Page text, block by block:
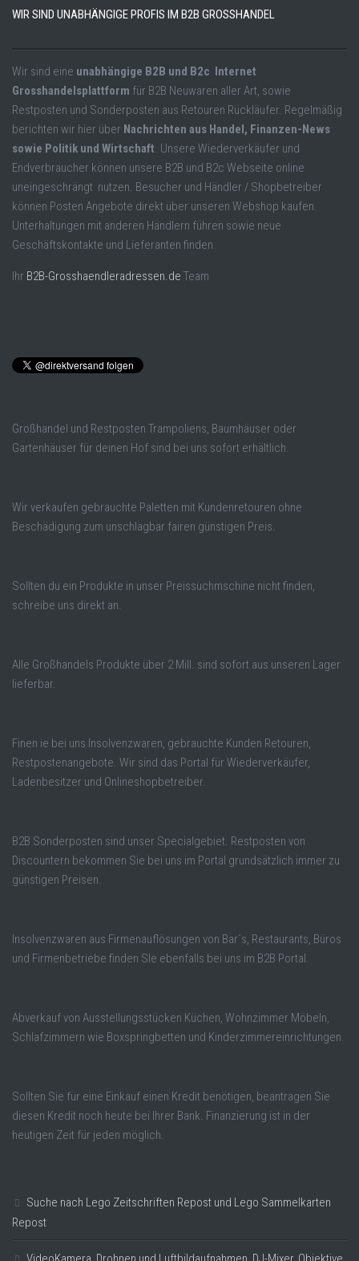
WIR SIND UNABHÄNGIGE PROFIS IM B2B GROSSHANDEL
Wir sind eine unabhängige B2B und B2c Internet
Grosshandelsplattform für B2B Neuwaren aller Art, sowie
Restposten und Sonderposten aus Retouren Rückläufer. Regelmäßig
berichten wir hier über Nachrichten aus Handel, Finanzen-News
sowie Politik und Wirtschaft . Unsere Wiederverkäufer und
Endverbraucher können unsere B2B und B2c Webseite online
uneingeschrängt nutzen. Besucher und Händler / Shopbetreiber
können Posten Angebote direkt über unseren Webshop kaufen.
Unterhaltungen mit anderen Händlern führen sowie neue
Geschäftskontakte und Lieferanten finden.
Ihr B2B-Grosshaendleradressen.de Team
Großhandel und Restposten Trampoliens, Baumhäuser oder
Gartenhäuser für deinen Hof sind bei uns sofort erhältlich.
Wir verkaufen gebrauchte Paletten mit Kundenretouren ohne
Beschädigung zum unschlagbar fairen günstigen Preis.
Sollten du ein Produkte in unser Preissuchmschine nicht finden,
schreibe uns direkt an.
Alle Großhandels Produkte über 2 Mill. sind sofort aus unseren Lager
lieferbar.
Finen ie bei uns Insolvenzwaren, gebrauchte Kunden Retouren,
Restpostenangebote. Wir sind das Portal für Wiederverkäufer,
Ladenbesitzer und Onlineshopbetreiber.
B2B Sonderposten sind unser Specialgebiet. Restposten von
Discountern bekommen Sie bei uns im Portal grundsätzlich immer zu
günstigen Preisen.
Insolvenzwaren aus Firmenauflösungen von Bar´s, Restaurants, Büros
und Firmenbetriebe finden SIe ebenfalls bei uns im B2B Portal.
Abverkauf von Ausstellungsstücken Küchen, Wohnzimmer Möbeln,
Schlafzimmern wie Boxspringbetten und Kinderzimmereinrichtungen.
Sollten Sie für eine Einkauf einen Kredit benötigen, beantragen Sie
diesen Kredit noch heute bei Ihrer Bank. Finanzierung ist in der
heutigen Zeit für jeden möglich.
Suche nach Lego Zeitschriften Repost und Lego Sammelkarten
Repost